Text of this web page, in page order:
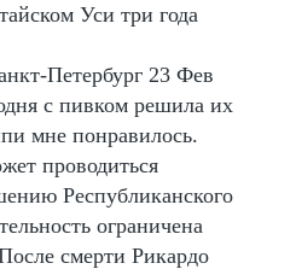
Уси три года
Петербург 23 Фев
с пивком решила их
мне понравилось.
проводиться
Республиканского
ограничена
смерти Рикардо